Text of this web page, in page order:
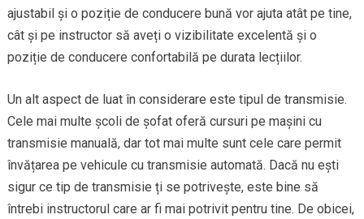
ajustabil și o poziție de conducere bună vor ajuta atât pe tine,
cât și pe instructor să aveți o vizibilitate excelentă și o
poziție de conducere confortabilă pe durata lecțiilor.
Un alt aspect de luat în considerare este tipul de transmisie.
Cele mai multe școli de șofat oferă cursuri pe mașini cu
transmisie manuală, dar tot mai multe sunt cele care permit
învățarea pe vehicule cu transmisie automată. Dacă nu ești
sigur ce tip de transmisie ți se potrivește, este bine să
întrebi instructorul care ar fi mai potrivit pentru tine. De obicei,